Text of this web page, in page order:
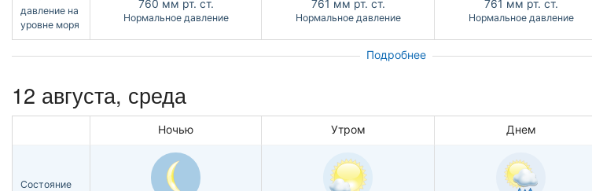
давление на
уровне моря
760 мм рт. ст.
Нормальное давление
761 мм рт. ст.
Нормальное давление
761 мм рт. ст.
Нормальное давление
Подробнее
12 августа, среда
Ночью Утром Днем
Состояние